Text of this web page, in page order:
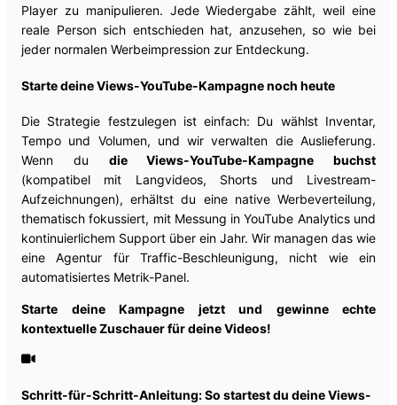
Player zu manipulieren. Jede Wiedergabe zählt, weil eine
reale Person sich entschieden hat, anzusehen, so wie bei
jeder normalen Werbeimpression zur Entdeckung.
Starte deine Views-YouTube-Kampagne noch heute
Die Strategie festzulegen ist einfach: Du wählst Inventar,
Tempo und Volumen, und wir verwalten die Auslieferung.
Wenn du die Views-YouTube-Kampagne buchst
(kompatibel mit Langvideos, Shorts und Livestream-
Aufzeichnungen), erhältst du eine native Werbeverteilung,
thematisch fokussiert, mit Messung in YouTube Analytics und
kontinuierlichem Support über ein Jahr. Wir managen das wie
eine Agentur für Traffic-Beschleunigung, nicht wie ein
automatisiertes Metrik-Panel.
Starte deine Kampagne jetzt und gewinne echte
kontextuelle Zuschauer für deine Videos!
Schritt-für-Schritt-Anleitung: So startest du deine Views-